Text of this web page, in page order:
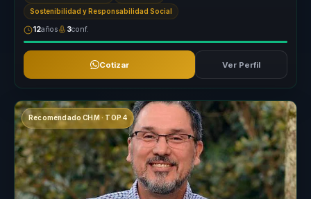
Sostenibilidad y Responsabilidad Social
12años 3conf.
Cotizar Ver Perfil
Recomendado CHM · TOP 4